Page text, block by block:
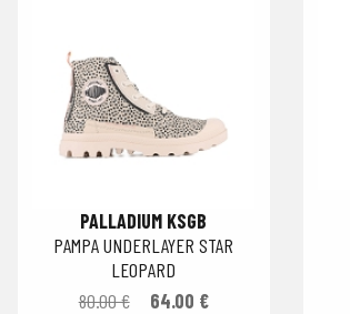
PALLADIUM KSGB
PAMPA UNDERLAYER STAR
LEOPARD
80.00 €
64.00 €